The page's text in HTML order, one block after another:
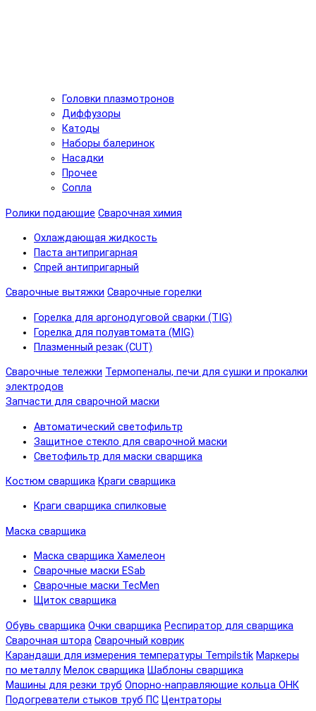
Головки плазмотронов
Диффузоры
Катоды
Наборы балеринок
Насадки
Прочее
Сопла
Ролики подающие Сварочная химия
Охлаждающая жидкость
Паста антипригарная
Спрей антипригарный
Сварочные вытяжки Сварочные горелки
Горелка для аргонодуговой сварки (TIG)
Горелка для полуавтомата (MIG)
Плазменный резак (CUT)
Сварочные тележки Термопеналы, печи для сушки и прокалки
электродов
Запчасти для сварочной маски
Автоматический светофильтр
Защитное стекло для сварочной маски
Светофильтр для маски сварщика
Костюм сварщика Краги сварщика
Краги сварщика спилковые
Маска сварщика
Маска сварщика Хамелеон
Сварочные маски ESab
Сварочные маски TecMen
Щиток сварщика
Обувь сварщика Очки сварщика Респиратор для сварщика
Сварочная штора Сварочный коврик
Карандаши для измерения температуры Tempilstik Маркеры
по металлу Мелок сварщика Шаблоны сварщика
Машины для резки труб Опорно-направляющие кольца ОНК
Подогреватели стыков труб ПС Центраторы